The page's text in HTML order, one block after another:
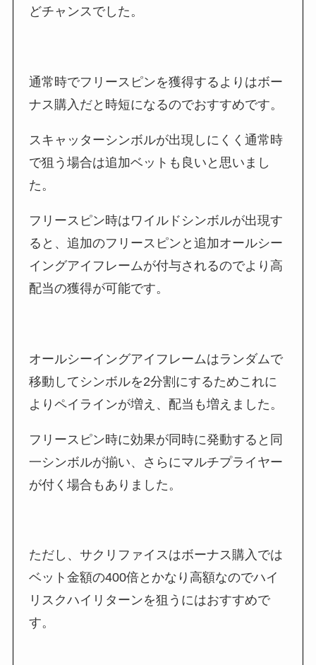
どチャンスでした。
通常時でフリースピンを獲得するよりはボー
ナス購入だと時短になるのでおすすめです。
スキャッターシンボルが出現しにくく通常時
で狙う場合は追加ベットも良いと思いまし
た。
フリースピン時はワイルドシンボルが出現す
ると、追加のフリースピンと追加オールシー
イングアイフレームが付与されるのでより高
配当の獲得が可能です。
オールシーイングアイフレームはランダムで
移動してシンボルを2分割にするためこれに
よりペイラインが増え、配当も増えました。
フリースピン時に効果が同時に発動すると同
一シンボルが揃い、さらにマルチプライヤー
が付く場合もありました。
ただし、サクリファイスはボーナス購入では
ベット金額の400倍とかなり高額なのでハイ
リスクハイリターンを狙うにはおすすめで
す。